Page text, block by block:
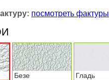
посмотреть фактуры
Безе Гладь